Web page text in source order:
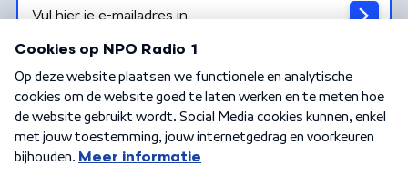
Algemene voorwaarden